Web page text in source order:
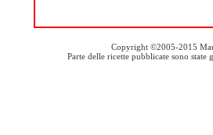
Copyright ©2005-2015
Parte delle ricette pubblicate sono state